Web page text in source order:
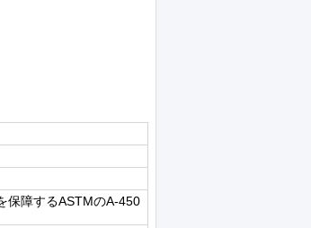
保障するASTMのA-450